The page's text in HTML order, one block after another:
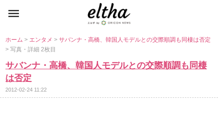
ホーム> エンタメ>サバンナ・高橋、韓国人モデルとの交際順調も同棲は否定
> 写真・詳細 2枚目
サバンナ・高橋、韓国人モデルとの交際順調も同棲
は否定
2012-02-24 11:22